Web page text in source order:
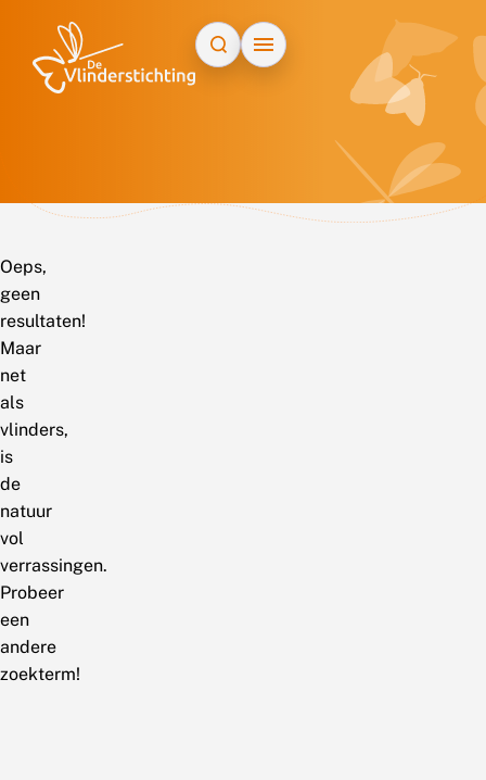
Oeps,
geen
resultaten!
Maar
net
als
vlinders,
is
de
natuur
vol
verrassingen.
Probeer
een
andere
zoekterm!